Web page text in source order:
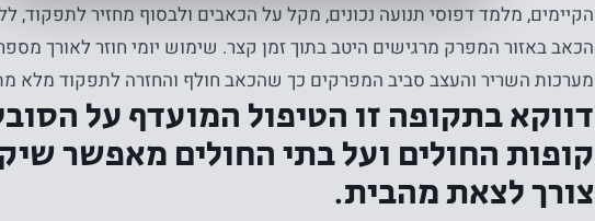
הקיימים, מלמד דפוסי תנועה נכונים, מקל על הכאבים ולבסוף מחזיר לתפקוד,
הכאב באזור המפרק מרגישים היטב בתוך זמן קצר. שימוש יומי חוזר לאורך
מערכות השריר והעצב סביב המפרקים כך שהכאב חולף והחזרה לתפקוד מלא
דווקא בתקופה זו הטיפול המועדף על
קופות החולים ועל בתי החולים מאפשר
צורך לצאת מהבית.